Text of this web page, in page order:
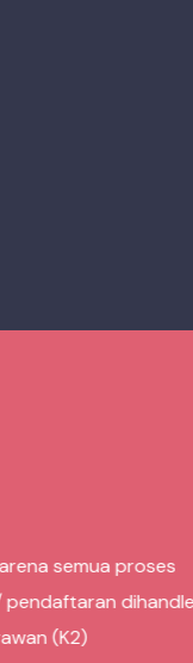
kami fokus
karena semua
baru dihandle oleh